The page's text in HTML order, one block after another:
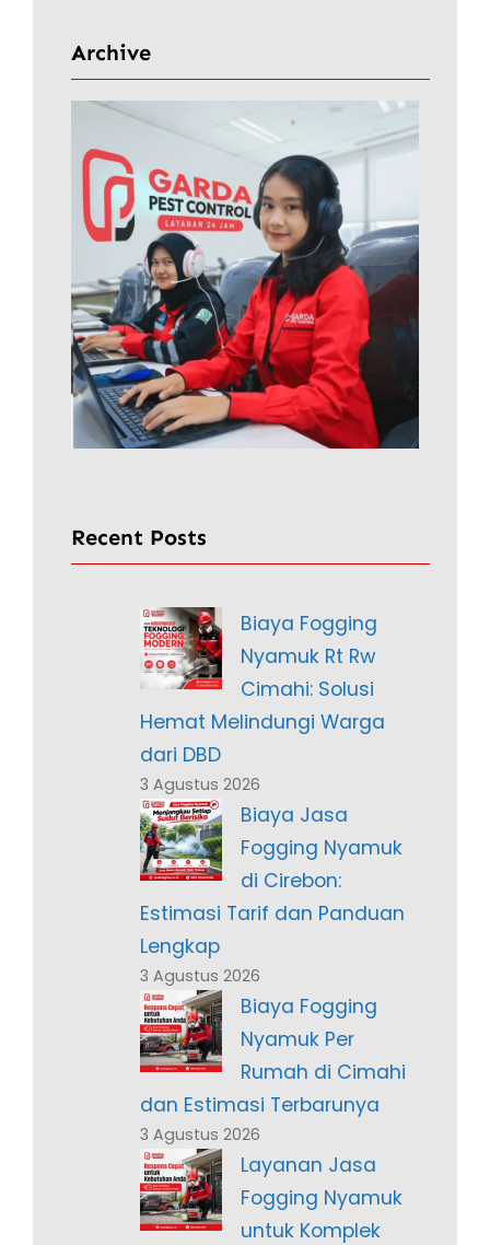
Archive
Recent Posts
Biaya Fogging
Nyamuk Rt Rw
Cimahi: Solusi
Hemat Melindungi Warga
dari DBD
3 Agustus 2026
Biaya Jasa
Fogging Nyamuk
di Cirebon:
Estimasi Tarif dan Panduan
Lengkap
3 Agustus 2026
Biaya Fogging
Nyamuk Per
Rumah di Cimahi
dan Estimasi Terbarunya
3 Agustus 2026
Layanan Jasa
Fogging Nyamuk
untuk Komplek